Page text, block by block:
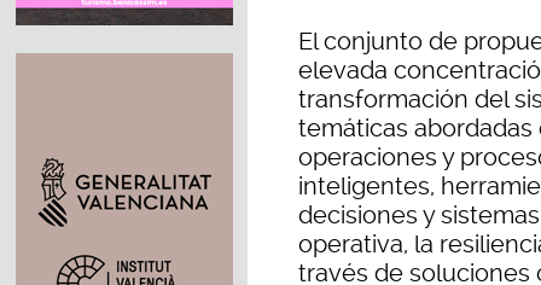
El conjunto de
elevada
transformación del
temáticas
operaciones y
inteligentes,
decisiones y
operativa, la
través de soluciones